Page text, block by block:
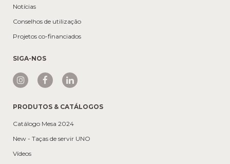
Notícias
Conselhos de utilização
Projetos co-financiados
SIGA-NOS
PRODUTOS & CATÁLOGOS
Catálogo Mesa 2024
New - Taças de servir UNO
Vídeos